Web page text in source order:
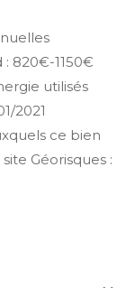
820€-1150€
utilisés
2021
ce bien
Géorisques :